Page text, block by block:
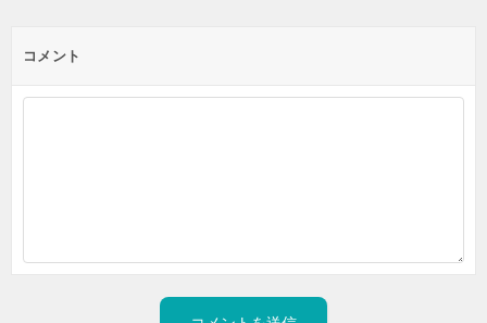
コメント